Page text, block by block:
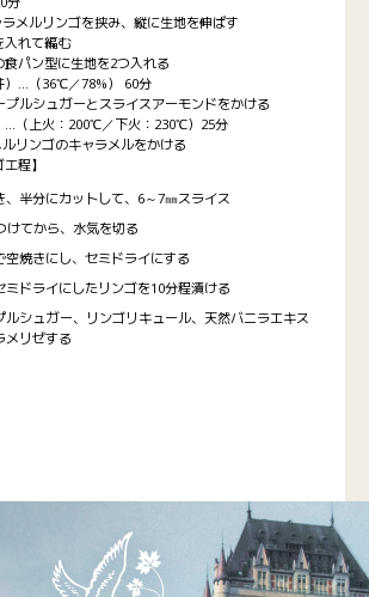
メルリンゴを挟み、縦に生地を伸ばす
て編む
型に生地を2つ入れる
）…（36℃／78%） 60分
ルシュガーとスライスアーモンドをかける
…（上火：200℃／下火：230℃）25分
リンゴのキャラメルをかける
程】
、半分にカットして、6～7㎜スライス
けてから、水気を切る
空焼きにし、セミドライにする
ミドライにしたリンゴを10分程漬ける
ルシュガー、リンゴリキュール、天然バニラエキス
メリゼする